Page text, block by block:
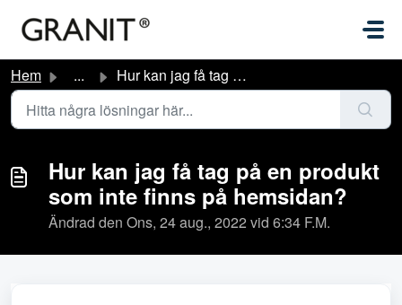
Hem ... Hur kan jag få tag på en produkt som inte finns på hemsidan?
Hur kan jag få tag på en produkt
som inte finns på hemsidan?
Ändrad den Ons, 24 aug., 2022 vid 6:34 F.M.